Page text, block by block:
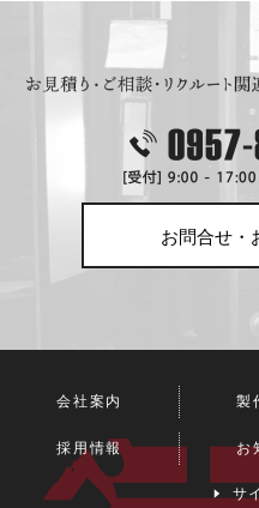
お問合せ・
会社案内 製
採用情報 お
サ